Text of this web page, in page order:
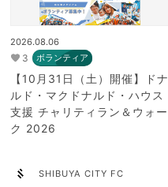
2026.08.06
3 ボランティア
【10月31日（土）開催】ドナ
ルド・マクドナルド・ハウス
支援 チャリティラン＆ウォー
ク 2026
SHIBUYA CITY FC